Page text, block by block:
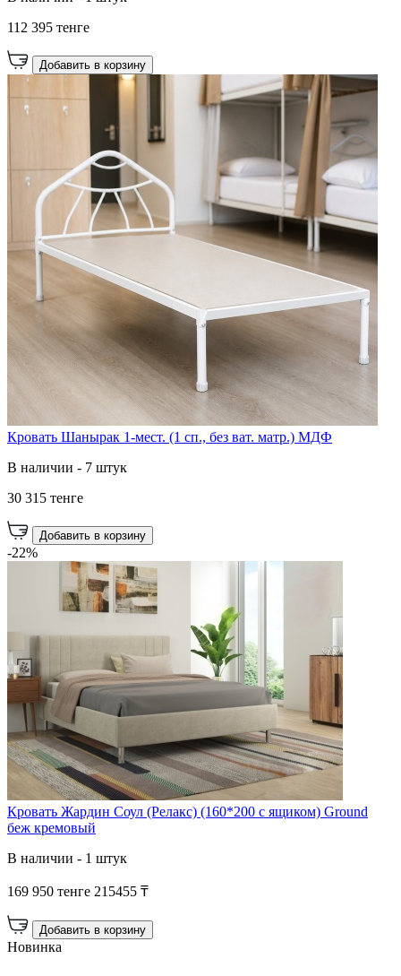
112 395 тенге
Добавить в корзину
Кровать Шанырак 1-мест. (1 сп., без ват. матр.) МДФ
В наличии - 7 штук
30 315 тенге
Добавить в корзину
-22%
Кровать Жардин Соул (Релакс) (160*200 с ящиком) Ground
беж кремовый
В наличии - 1 штук
169 950 тенге 215455 ₸
Добавить в корзину
Новинка